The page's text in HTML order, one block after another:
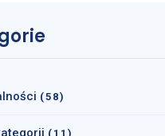
(58)
(11)